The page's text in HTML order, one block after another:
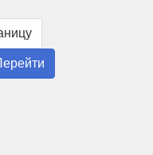
Франция